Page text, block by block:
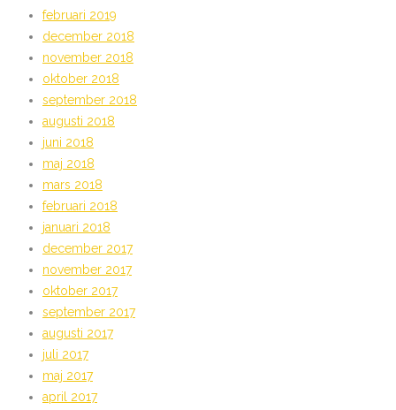
februari 2019
december 2018
november 2018
oktober 2018
september 2018
augusti 2018
juni 2018
maj 2018
mars 2018
februari 2018
januari 2018
december 2017
november 2017
oktober 2017
september 2017
augusti 2017
juli 2017
maj 2017
april 2017